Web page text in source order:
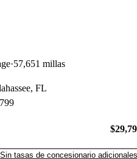
57,651 millas
FL
Sin tasas de concesionario adicionales